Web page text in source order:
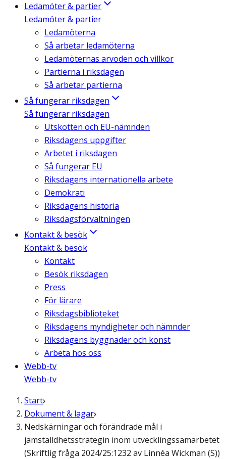
Ledamöter & partier
Ledamöter & partier
Ledamöterna
Så arbetar ledamöterna
Ledamöternas arvoden och villkor
Partierna i riksdagen
Så arbetar partierna
Så fungerar riksdagen
Så fungerar riksdagen
Utskotten och EU-nämnden
Riksdagens uppgifter
Arbetet i riksdagen
Så fungerar EU
Riksdagens internationella arbete
Demokrati
Riksdagens historia
Riksdagsförvaltningen
Kontakt & besök
Kontakt & besök
Kontakt
Besök riksdagen
Press
För lärare
Riksdagsbiblioteket
Riksdagens myndigheter och nämnder
Riksdagens byggnader och konst
Arbeta hos oss
Webb-tv
Webb-tv
Start
Dokument & lagar
Nedskärningar och förändrade mål i
jämställdhetsstrategin inom utvecklingssamarbetet
(Skriftlig fråga 2024/25:1232 av Linnéa Wickman (S))